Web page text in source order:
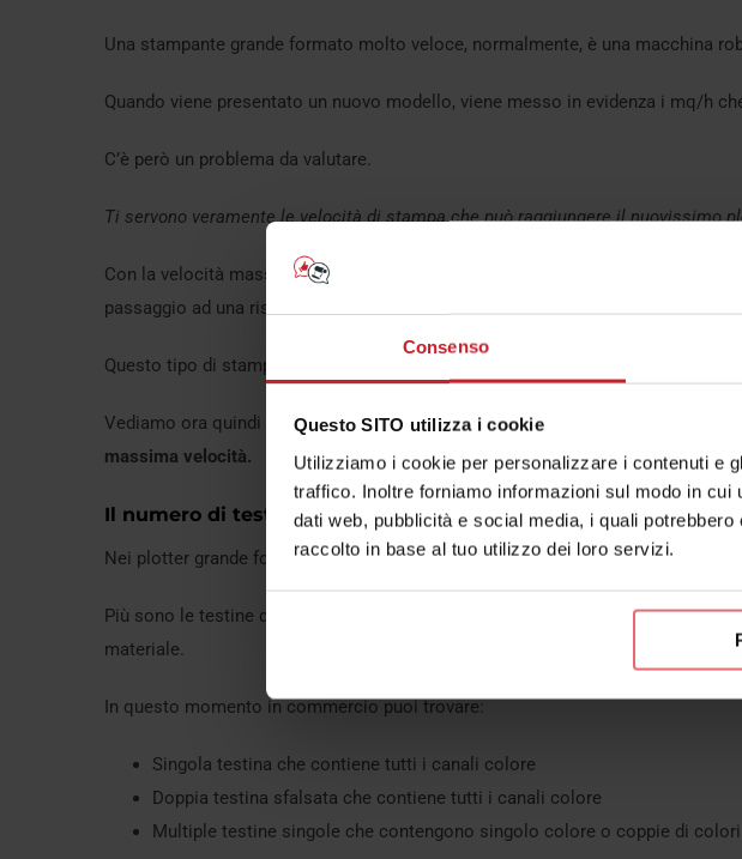
Consenso
Questo SITO utilizza i cookie
Utilizziamo i cookie per personalizzare i contenuti e
traffico. Inoltre forniamo informazioni sul modo in
dati web, pubblicità e social media, i quali
raccolto in base al tuo utilizzo dei loro servizi.
Una stampante grande formato molto veloce, normalmente, è una macchina
Quando viene presentato un nuovo modello, viene messo in evidenza i mq/h
C’è però un problema da valutare.
Ti servono veramente le velocità di stampa che può raggiungere il nuovissimo
Con la velocità massima di stampa puoi stampare velocemente ma a
passaggio ad una risoluzione molto bassa.
Questo tipo di stampe è buona solo per grafiche che vanno viste a molti metri di
Vediamo ora quindi come gli elementi si intrecciano tra di loro e perché in
massima velocità.
Il numero di testine di stampa
Nei plotter grande formato da 160 cm, possiamo avere una o più testine di
Più sono le testine di stampa maggiore è la velocità, perché abbiamo più ugelli
materiale.
In questo momento in commercio puoi trovare:
Singola testina che contiene tutti i canali colore
Doppia testina sfalsata che contiene tutti i canali colore
Multiple testine singole che contengono singolo colore o coppie di colori